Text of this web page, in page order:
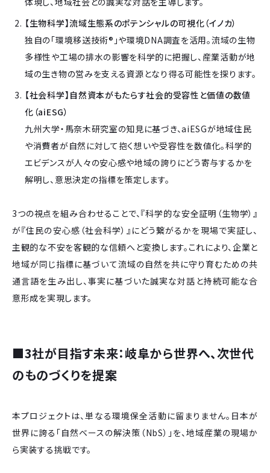
【生物科学】流域生態系のポテンシャルの可視化（イノカ）
独自の「環境移送技術®」や環境DNA調査を活用。流域の生物
多様性や工場の排水の影響を科学的に把握し、産業活動が地
域の生き物の営みを支える資源となり得る可能性を探ります。
【社会科学】自然資本がもたらす社会的受容性と価値の数値
化（aiESG）
九州大学・馬奈木研究室の知見に基づき、aiESGが地域住民
や消費者が自然に対して抱く想いや受容性を数値化。科学的
エビデンスが人々の安心感や地域の誇りにどう寄与するかを
解明し、意思決定の指標を策定します。
3つの視点を組み合わせることで、『科学的な安全証明（生物学）』
が『住民の安心感（社会科学）』にどう繋がるかを現場で実証し、
主観的な不安を客観的な信頼へと変換します。これにより、企業と
地域が同じ指標に基づいて流域の自然を共に守り育むための共
通言語を生み出し、事実に基づいた誠実な対話と持続可能な合
意形成を実現します。
■3社が目指す未来：岐阜から世界へ、次世代
のものづくりを提案
本プロジェクトは、単なる環境保全活動に留まりません。日本が
世界に誇る「自然ベースの解決策（NbS）」を、地域産業の現場か
ら実装する挑戦です。